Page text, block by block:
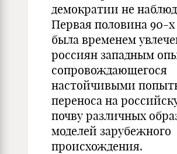
демократии не
Первая половина 90-х
была временем
россиян западным
сопровождающегося
настойчивыми
переноса на
почву различных
моделей зарубежного
происхождения.